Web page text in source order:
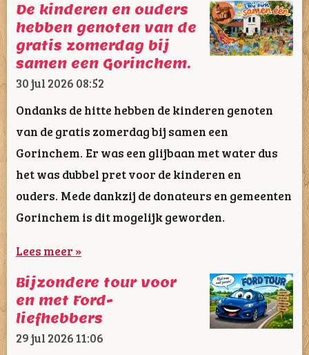
De kinderen en ouders
hebben genoten van de
gratis zomerdag bij
samen een Gorinchem.
30 jul 2026 08:52
Ondanks de hitte hebben de kinderen genoten
van de gratis zomerdag bij samen een
Gorinchem. Er was een glijbaan met water dus
het was dubbel pret voor de kinderen en
ouders. Mede dankzij de donateurs en gemeenten
Gorinchem is dit mogelijk geworden.
Lees meer »
Bijzondere tour voor
en met Ford-
liefhebbers
29 jul 202611:06